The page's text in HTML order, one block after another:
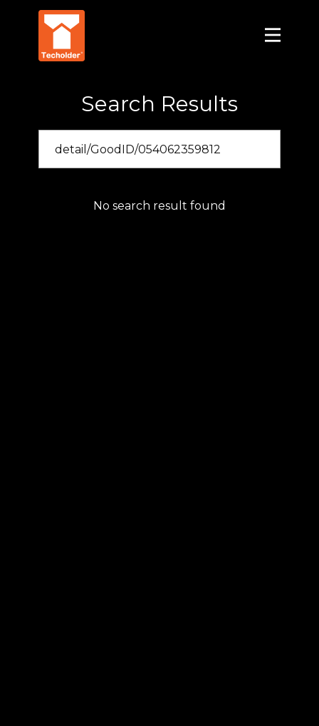
Search Results
No search result found